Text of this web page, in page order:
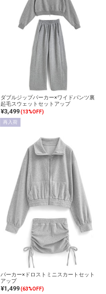
ダブルジップパーカー×ワイドパンツ裏
起毛スウェットセットアップ
¥3,499(13%OFF)
再入荷
パーカー×ドロストミニスカートセット
アップ
¥1,499(63%OFF)